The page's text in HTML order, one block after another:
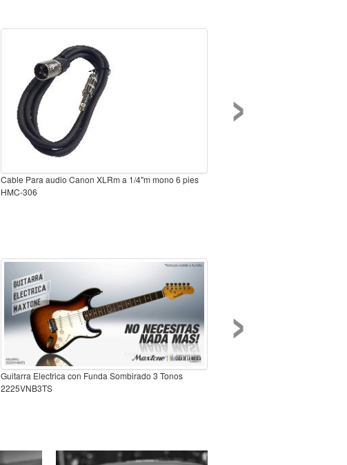
Cable Para audio Canon XLRm a 1/4"m mono 6 pies
HMC-306
›
Guitarra Electrica con Funda Sombirado 3 Tonos
2225VNB3TS
›